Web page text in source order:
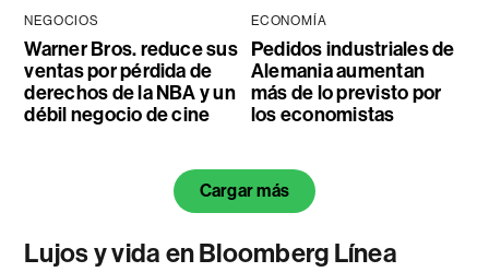
NEGOCIOS
Warner Bros. reduce sus
ventas por pérdida de
derechos de la NBA y un
débil negocio de cine
ECONOMÍA
Pedidos industriales de
Alemania aumentan
más de lo previsto por
los economistas
Cargar más
Lujos y vida en Bloomberg Línea